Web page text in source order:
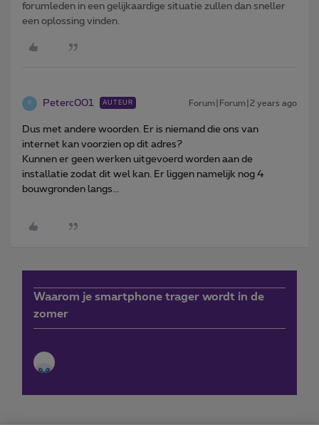
forumleden in een gelijkaardige situatie zullen dan sneller
een oplossing vinden.
P Peterc001 AUTEUR Forum|Forum|2 years ago
Dus met andere woorden. Er is niemand die ons van
internet kan voorzien op dit adres?
Kunnen er geen werken uitgevoerd worden aan de
installatie zodat dit wel kan. Er liggen namelijk nog 4
bouwgronden langs...
Waarom je smartphone trager wordt in de
zomer